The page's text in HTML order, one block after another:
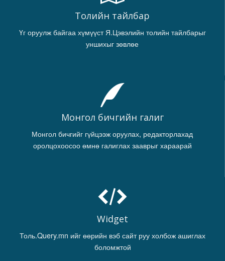
Толийн тайлбар
Үг оруулж байгаа хүмүүст Я.Цэвэлийн толийн тайлбарыг
уншихыг зөвлөе
Монгол бичгийн галиг
Монгол бичгийг гүйцээж оруулах, редакторлахад
оролцохоосоо өмнө галиглах зааврыг хараарай
Widget
Толь.Query.mn ийг өөрийн вэб сайт руу холбож ашиглах
боломжтой